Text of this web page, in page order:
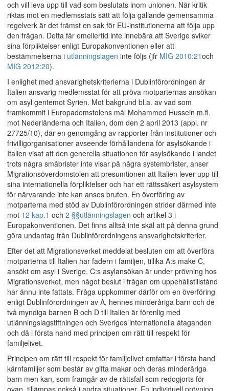
och vill leva upp till vad som beslutats inom unionen. När kritik
riktas mot en medlemsstats sätt att följa gällande gemensamma
regelverk är det främst en sak för EU-institutionerna att följa upp
den frågan. Detta får emellertid inte innebära att Sverige sviker
sina förpliktelser enligt Europakonventionen eller att
bestämmelserna i utlänningslagen inte följs (jfr MIG 2010:21och
MIG 2012:20).
I enlighet med ansvarighetskriterierna i Dublinförordningen är
Italien ansvarig medlemsstat för att pröva motparternas ansökan
om asyl gentemot Syrien. Mot bakgrund bl.a. av vad som
framkommit i Europadomstolens mål Mohammed Hussein m.fl.
mot Nederländerna och Italien, dom den 2 april 2013 (appl. nr
27725/10), där en genomgång av rapporter från institutioner och
frivilligorganisationer avseende förhållandena för asylsökande i
Italien visat att den generella situationen för asylsökande i landet
trots några småbrister inte visar på några systembrister, anser
Migrationsöverdomstolen att presumtionen att Italien lever upp till
sina internationella förpliktelser och har ett rättssäkert asylsystem
för närvarande inte kan anses bruten. En överföring av
motparterna med stöd av Dublinförordningen strider därmed inte
mot 12 kap.1 och 2 §§utlänningslagen och artikel 3 i
Europakonventionen. Det finns alltså inte skäl att på denna grund
göra undantag från Dublinförordningens ansvarighetskriterier.
Efter det att Migrationsverket meddelat besluten om att överföra
motparterna till Italien har fadern i familjen, tillika A:s make C,
ansökt om asyl i Sverige. C:s asylansökan är under prövning hos
Migrationsverket, men något beslut i frågan om uppehållstillstånd
har ännu inte fattats. Fråga uppkommer därför om en överföring
enligt Dublinförordningen av A, hennes minderåriga barn och de
två myndiga barnen B och D till Italien är förenlig med
utlänningslagstiftningen och Sveriges internationella åtaganden
och då i första hand med principen om rätt till respekt för
familjelivet.
Principen om rätt till respekt för familjelivet omfattar i första hand
kärnfamiljer som består av gifta makar och deras minderåriga
barn men kan, som framgår av de rättsfall som redogjorts för
ovan, tillämpas också i andra situationer. En individuell prövning